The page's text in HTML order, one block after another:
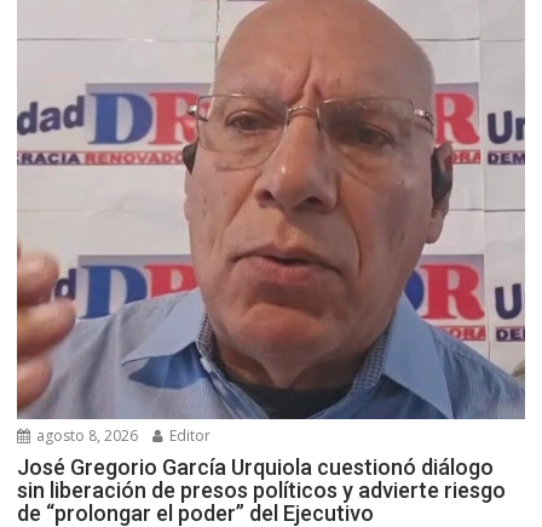
agosto 8, 2026 Editor
José Gregorio García Urquiola cuestionó diálogo
sin liberación de presos políticos y advierte riesgo
de “prolongar el poder” del Ejecutivo